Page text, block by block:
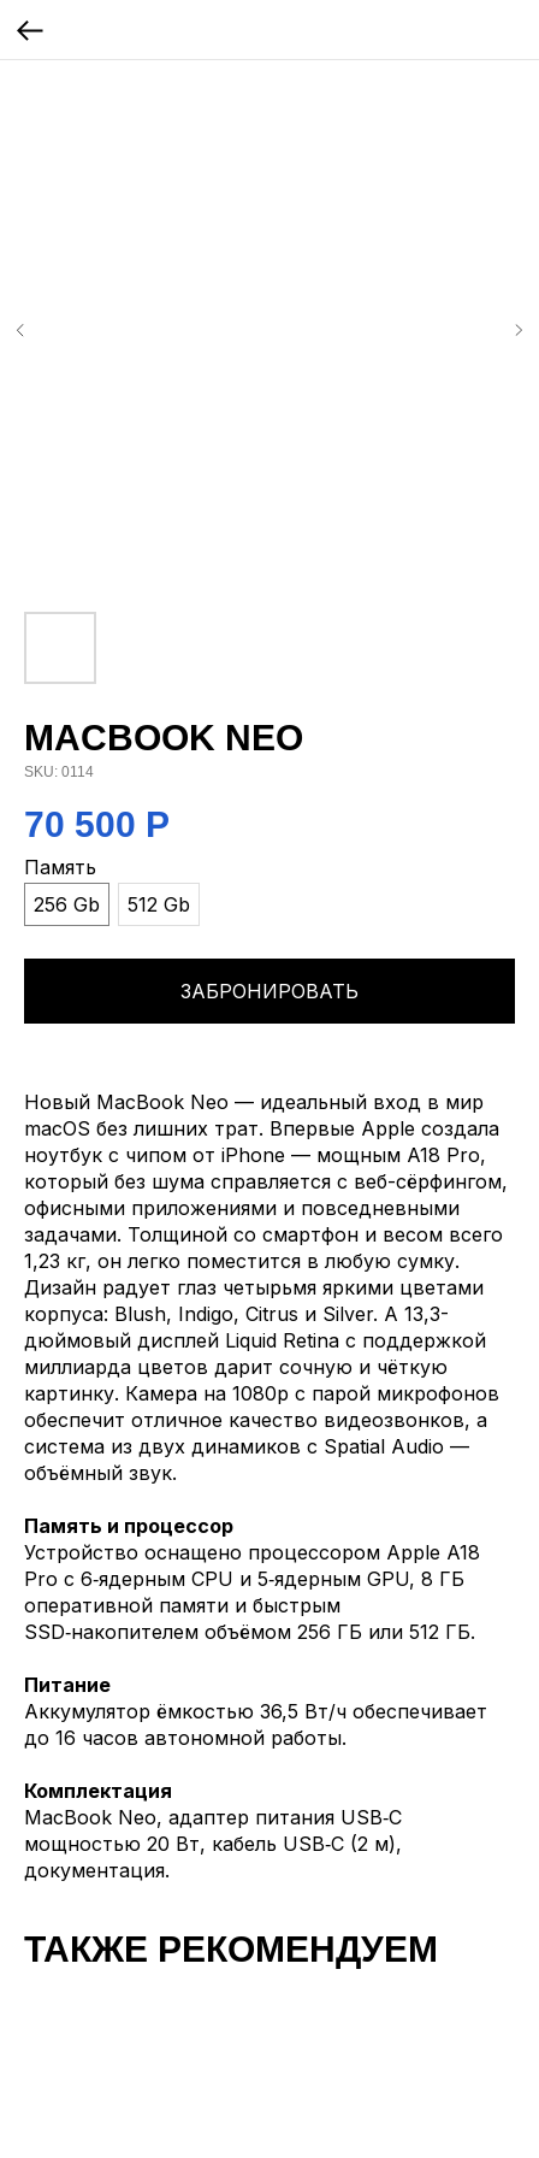
MACBOOK NEO
SKU: 0114
70 500 Р
Память
256 Gb
512 Gb
ЗАБРОНИРОВАТЬ
Новый MacBook Neo — идеальный вход в мир
macOS без лишних трат. Впервые Apple создала
ноутбук с чипом от iPhone — мощным A18 Pro,
который без шума справляется с веб-сёрфингом,
офисными приложениями и повседневными
задачами. Толщиной со смартфон и весом всего
1,23 кг, он легко поместится в любую сумку.
Дизайн радует глаз четырьмя яркими цветами
корпуса: Blush, Indigo, Citrus и Silver. А 13,3-
дюймовый дисплей Liquid Retina с поддержкой
миллиарда цветов дарит сочную и чёткую
картинку. Камера на 1080p с парой микрофонов
обеспечит отличное качество видеозвонков, а
система из двух динамиков с Spatial Audio —
объёмный звук.
Память и процессор
Устройство оснащено процессором Apple A18
Pro с 6‑ядерным CPU и 5‑ядерным GPU, 8 ГБ
оперативной памяти и быстрым
SSD‑накопителем объёмом 256 ГБ или 512 ГБ.
Питание
Аккумулятор ёмкостью 36,5 Вт/ч обеспечивает
до 16 часов автономной работы.
Комплектация
MacBook Neo, адаптер питания USB‑C
мощностью 20 Вт, кабель USB‑C (2 м),
документация.
ТАКЖЕ РЕКОМЕНДУЕМ